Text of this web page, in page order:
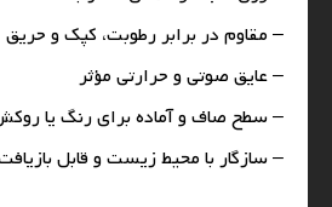
– مقاوم در برابر رطوبت، کپک و حریق
– عایق صوتی و حرارتی مؤثر
– سطح صاف و آماده برای رنگ یا
– سازگار با محیط زیست و قابل